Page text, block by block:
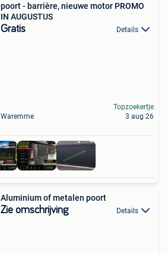
poort - barrière, nieuwe motor PROMO
IN AUGUSTUS
Gratis Details
Waremme
Topzoekertje
3 aug 26
Aluminium of metalen poort
Zie omschrijving Details